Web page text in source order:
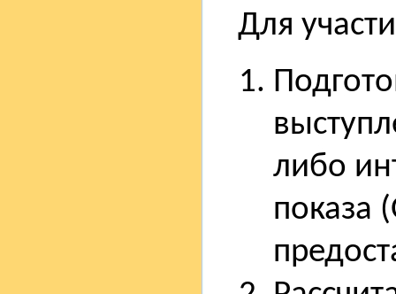
Для
либо
показа